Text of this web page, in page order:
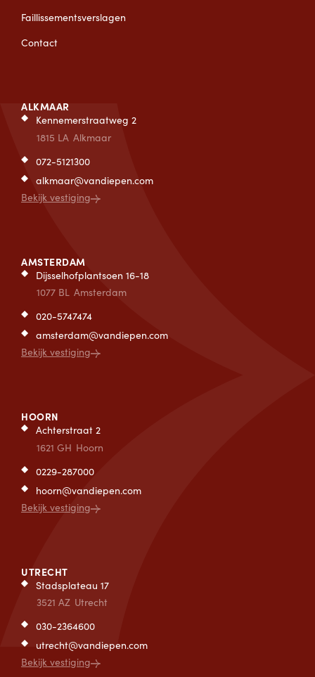
Faillissementsverslagen
Contact
ALKMAAR
Kennemerstraatweg 2
1815 LA Alkmaar
072-5121300
alkmaar@vandiepen.com
Bekijk vestiging
AMSTERDAM
Dijsselhofplantsoen 16-18
1077 BL Amsterdam
020-5747474
amsterdam@vandiepen.com
Bekijk vestiging
HOORN
Achterstraat 2
1621 GH Hoorn
0229-287000
hoorn@vandiepen.com
Bekijk vestiging
UTRECHT
Stadsplateau 17
3521 AZ Utrecht
030-2364600
utrecht@vandiepen.com
Bekijk vestiging